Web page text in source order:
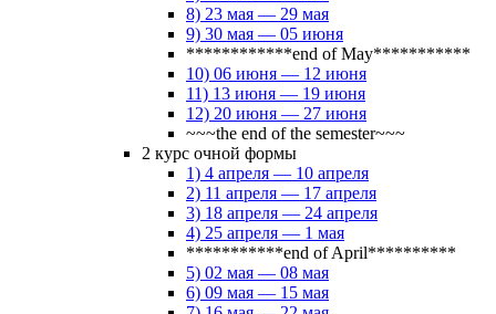
8) 23 мая — 29 мая
9) 30 мая — 05 июня
************end of May***********
10) 06 июня — 12 июня
11) 13 июня — 19 июня
12) 20 июня — 27 июня
~~~the end of the semester~~~
2 курс очной формы
1) 4 апреля — 10 апреля
2) 11 апреля — 17 апреля
3) 18 апреля — 24 апреля
4) 25 апреля — 1 мая
***********end of April**********
5) 02 мая — 08 мая
6) 09 мая — 15 мая